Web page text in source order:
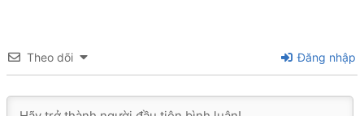
Theo dõi Đăng nhập